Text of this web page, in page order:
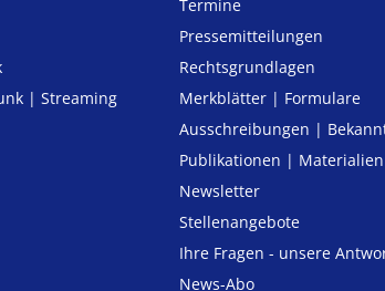
| Streaming
Termine
Pressemitteilungen
Rechtsgrundlagen
Merkblätter | Formulare
Ausschreibungen |
Publikationen | Materialien
Newsletter
Stellenangebote
Ihre Fragen - unsere
News-Abo